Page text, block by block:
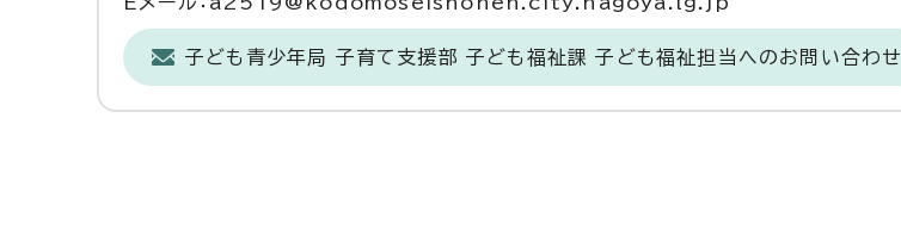
子ども青少年局 子育て支援部 子ども福祉課 子ども福祉担当へのお問い合わせ